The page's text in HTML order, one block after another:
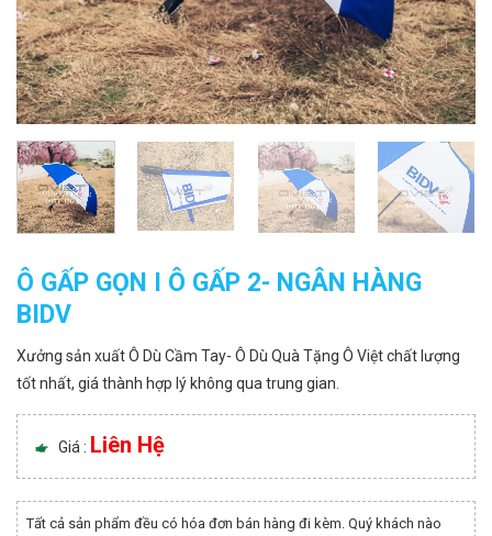
Ô GẤP GỌN I Ô GẤP 2- NGÂN HÀNG
BIDV
Xưởng sản xuất Ô Dù Cầm Tay- Ô Dù Quà Tặng Ô Việt chất lượng
tốt nhất, giá thành hợp lý không qua trung gian.
Giá : Liên Hệ
Tất cả sản phẩm đều có hóa đơn bán hàng đi kèm. Quý khách nào